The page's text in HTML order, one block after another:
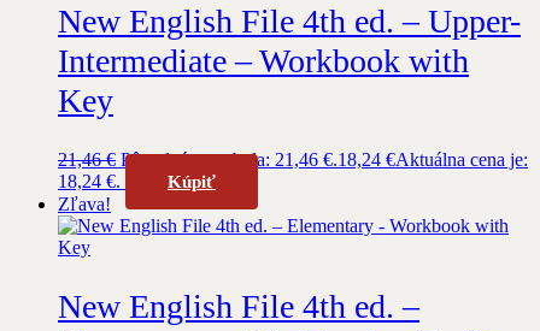
New English File 4th ed. – Upper-
Intermediate – Workbook with
Key
21,46€ Pôvodná cena bola: 21,46 €.18,24 €Aktuálna cena je:
18,24 €.
Kúpiť
Zľava!
New English File 4th ed. –